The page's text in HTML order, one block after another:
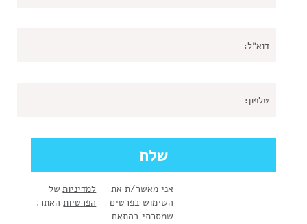
אני מאשר/ת את
השימוש בפרטים
שמסרתי בהתאם
למדיניות
הפרטיות
של
האתר.